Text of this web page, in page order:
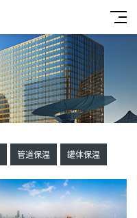
管道保温 罐体保温